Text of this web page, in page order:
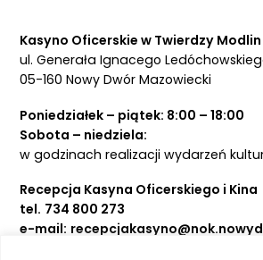
Kasyno Oficerskie w Twierdzy Modlin
ul. Generała Ignacego
05-160 Nowy Dwór Mazowiecki
Poniedziałek – piątek: 8:00 – 18:00
Sobota – niedziela:
w godzinach realizacji wydarzeń
Recepcja Kasyna Oficerskiego i Kina
tel. 734 800 273
e-mail: